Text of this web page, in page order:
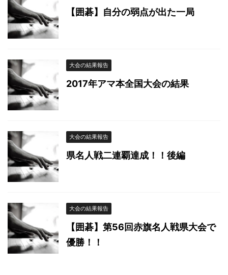
【囲碁】自分の弱点が出た一局
大会の結果報告
2017年アマ本全国大会の結果
大会の結果報告
県名人戦二連覇達成！！後編
大会の結果報告
【囲碁】第56回赤旗名人戦県大会で
優勝！！